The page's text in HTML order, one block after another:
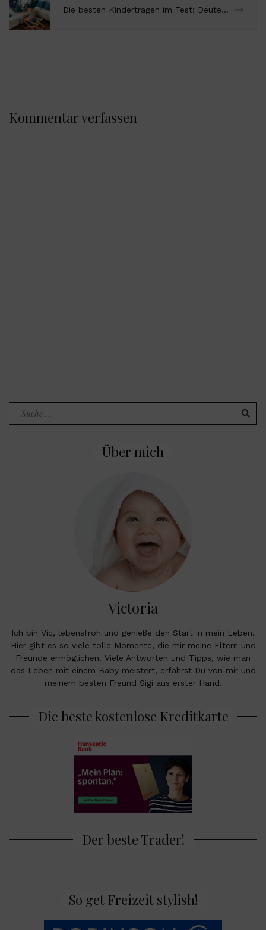
Die besten Kindertragen im Test: Deuter Kid Comfort Pro und Thule Sapling Elite im Vergleich
Kommentar verfassen
Search
Über mich
Victoria
Ich bin Vic, lebensfroh und genieße den Start in mein Leben.
Hier gibt es so viele tolle Momente, die mir meine Eltern und
Freunde ermöglichen. Viele Antworten und Tipps, wie man
das Leben mit einem Baby meistert, erfährst Du von mir und
meinem besten Freund Sigi aus erster Hand.
Die beste kostenlose Kreditkarte
Der beste Trader!
So get Freizeit stylish!